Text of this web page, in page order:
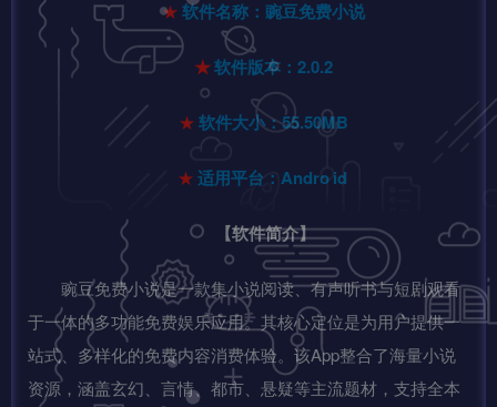
★软件名称：豌豆免费小说
★软件版本：2.0.2
★软件大小：55.50MB
★适用平台：Andro id
【软件简介】
豌豆免费小说是一款集小说阅读、有声听书与短剧观看
于一体的多功能免费娱乐应用。其核心定位是为用户提供一
站式、多样化的免费内容消费体验。该App整合了海量小说
资源，涵盖玄幻、言情、都市、悬疑等主流题材，支持全本